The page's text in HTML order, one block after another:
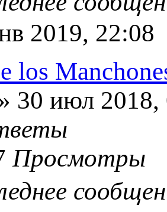
2019, 22:08
los
30 июл 2018,
Просмотры